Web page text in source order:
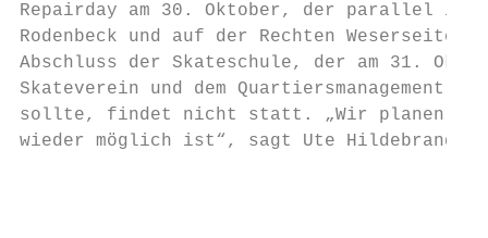
Repairday am 30. Oktober, der parallel in
Rodenbeck und auf der Rechten
Abschluss der Skateschule, der am 31.
Skateverein und dem Quartiersmanagement
sollte, findet nicht statt. „Wir planen, die
wieder möglich ist“, sagt Ute Hildebrandt,